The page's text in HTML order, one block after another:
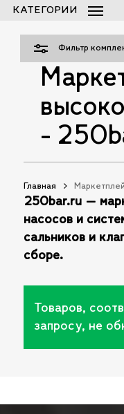
Skip
content
КАТЕГОРИИ
Список
-
Главная
Фильтр
250bar.ru —
насосов и
сальников и
сборе.
Товаров,
запросу, не